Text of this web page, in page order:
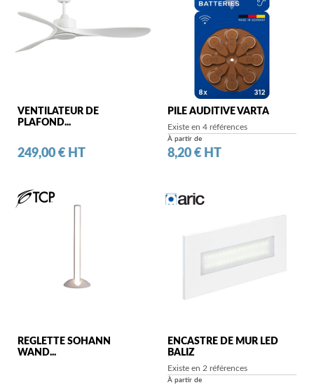
VENTILATEUR DE
PLAFOND...
Prix
249,00 € HT
PILE AUDITIVE VARTA
Existe en 4 références
À partir de
Prix
8,20 € HT
REGLETTE SOHANN
WAND...
ENCASTRE DE MUR LED
BALIZ
Existe en 2 références
À partir de